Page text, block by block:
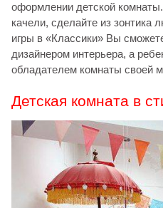
оформлении детской
качели, сделайте из зонтика
игры в «Классики» Вы
дизайнером интерьера, а
обладателем комнаты своей
Детская комната в